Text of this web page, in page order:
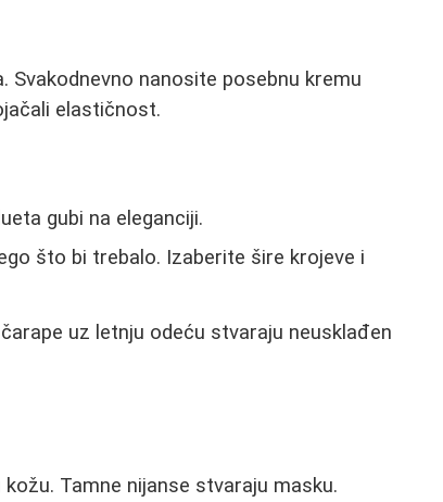
Svakodnevno nanosite posebnu kremu
elastičnost.
gubi na eleganciji.
što bi trebalo. Izaberite šire krojeve i
uz letnju odeću stvaraju neusklađen
Tamne nijanse stvaraju masku.